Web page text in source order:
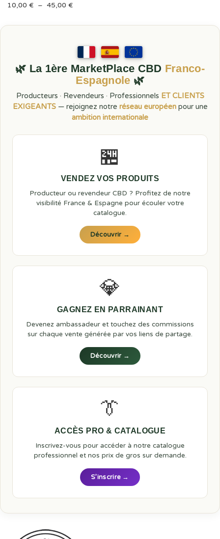
10,00 € – 45,00 €
prix :
🌿 La 1ère MarketPlace CBD Franco-
Espagnole 🌿
Producteurs · Revendeurs · Professionnels ET CLIENTS
EXIGEANTS— rejoignez notre réseau européenpour une
ambition internationale
🏪
VENDEZ VOS PRODUITS
Producteur ou revendeur CBD ? Profitez de notre
visibilité France & Espagne pour écouler votre
catalogue.
Découvrir →
💎
GAGNEZ EN PARRAINANT
Devenez ambassadeur et touchez des commissions
sur chaque vente générée par vos liens de partage.
Découvrir →
👔
ACCÈS PRO & CATALOGUE
Inscrivez-vous pour accéder à notre catalogue
professionnel et nos prix de gros sur demande.
S’inscrire →